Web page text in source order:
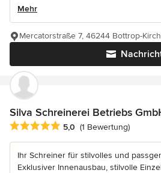
Mehr
Mercatorstraße 7, 46244 Bottrop-
Silva Schreinerei Betriebs
Durchschnittliche Bewertung: 5 von
5,0 (1 Bewertung)
Ihr Schreiner für stilvolles und
Exklusiver Innenausbau, stilvolle